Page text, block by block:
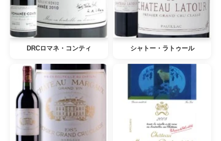
DRCロマネ・コンティ シャトー・ラトゥール